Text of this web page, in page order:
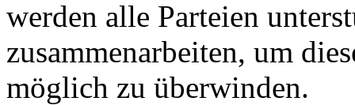
werden alle Parteien
zusammenarbeiten, um
möglich zu überwinden.